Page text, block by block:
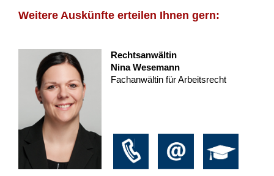
Weitere Auskünfte erteilen Ihnen gern:
Rechtsanwältin
Nina Wesemann
Fachanwältin für Arbeitsrecht